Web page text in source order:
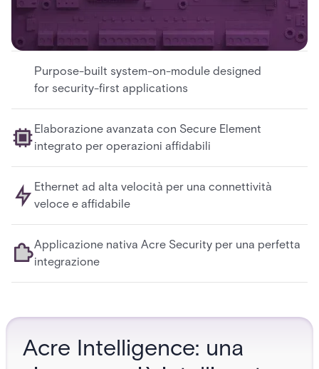
Purpose-built system-on-module designed
for security-first applications
Elaborazione avanzata con Secure Element
integrato per operazioni affidabili
Ethernet ad alta velocità per una connettività
veloce e affidabile
Applicazione nativa Acre Security per una perfetta
integrazione
Acre Intelligence: una